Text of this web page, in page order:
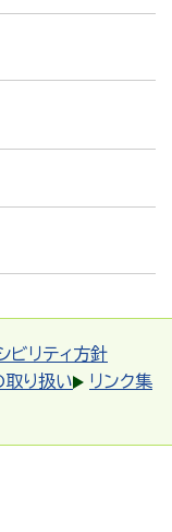
ビリティ方針
り扱い
リンク集